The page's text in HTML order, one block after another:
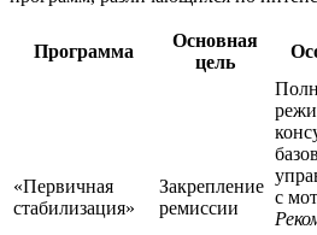
Программа
Основная
цель
«Первичная
стабилизация»
Закрепление
ремиссии
с